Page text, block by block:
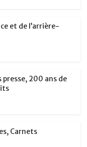
et de l’arrière-
presse, 200 ans de
Carnets